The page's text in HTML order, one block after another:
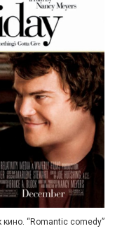
“Romantic comedy”